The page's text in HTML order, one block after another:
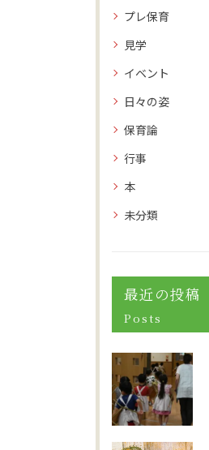
プレ保育
見学
イベント
日々の姿
保育論
行事
本
未分類
最近の投稿
Posts